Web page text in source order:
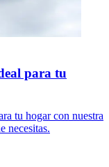
para tu
tu hogar con nuestra
necesitas.